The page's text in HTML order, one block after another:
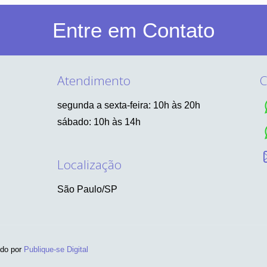
Entre em Contato
Atendimento
segunda a sexta-feira: 10h às 20h
sábado: 10h às 14h
Localização
São Paulo/SP
por Publique-se Digital